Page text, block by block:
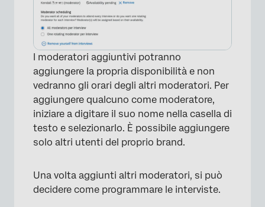
I moderatori aggiuntivi potranno
aggiungere la propria disponibilità e non
vedranno gli orari degli altri moderatori. Per
aggiungere qualcuno come moderatore,
iniziare a digitare il suo nome nella casella di
testo e selezionarlo. È possibile aggiungere
solo altri utenti del proprio brand.
Una volta aggiunti altri moderatori, si può
decidere come programmare le interviste.